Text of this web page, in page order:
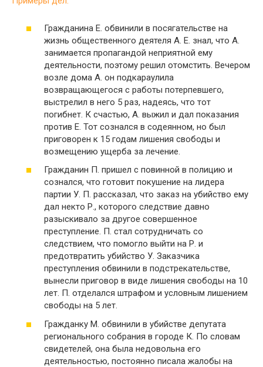
Гражданина Е. обвинили в посягательстве на
жизнь общественного деятеля А. Е. знал, что А.
занимается пропагандой неприятной ему
деятельности, поэтому решил отомстить. Вечером
возле дома А. он подкараулила
возвращающегося с работы потерпевшего,
выстрелил в него 5 раз, надеясь, что тот
погибнет. К счастью, А. выжил и дал показания
против Е. Тот сознался в содеянном, но был
приговорен к 15 годам лишения свободы и
возмещению ущерба за лечение.
Гражданин П. пришел с повинной в полицию и
сознался, что готовит покушение на лидера
партии У. П. рассказал, что заказ на убийство ему
дал некто Р., которого следствие давно
разыскивало за другое совершенное
преступление. П. стал сотрудничать со
следствием, что помогло выйти на Р. и
предотвратить убийство У. Заказчика
преступления обвинили в подстрекательстве,
вынесли приговор в виде лишения свободы на 10
лет. П. отделался штрафом и условным лишением
свободы на 5 лет.
Гражданку М. обвинили в убийстве депутата
регионального собрания в городе К. По словам
свидетелей, она была недовольна его
деятельностью, постоянно писала жалобы на